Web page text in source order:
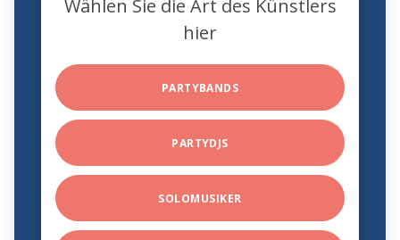
Wählen Sie die Art des Künstlers
hier
PARTYBANDS
PARTYDJS
SOLOMUSIKER